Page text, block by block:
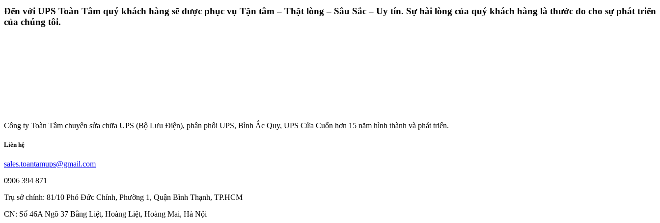
Đến với UPS Toàn Tâm quý khách hàng sẽ được phục vụ Tận tâm – Thật lòng – Sâu Sắc – Uy tín. Sự hài lòng của quý khách hàng là thước đo cho sự phát triển
của chúng tôi.
Công ty Toàn Tâm chuyên sửa chữa UPS (Bộ Lưu Điện), phân phối UPS, Bình Ắc Quy, UPS Cửa Cuốn hơn 15 năm hình thành và phát triển.
Liên hệ
sales.toantamups@gmail.com
0906 394 871
Trụ sở chính: 81/10 Phó Đức Chính, Phường 1, Quận Bình Thạnh, TP.HCM
CN: Số 46A Ngõ 37 Bằng Liệt, Hoàng Liệt, Hoàng Mai, Hà Nội